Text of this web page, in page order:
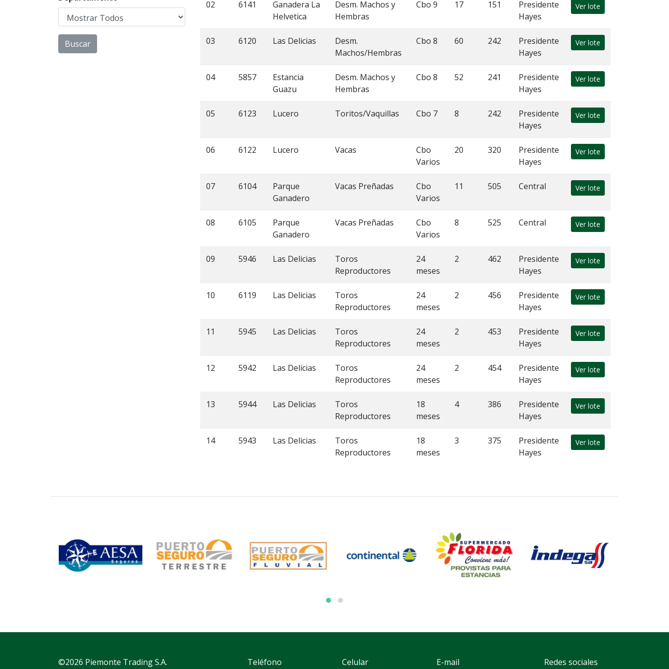
02 6141
Ganadera La
Helvetica
Desm. Machos y
Hembras
Cbo 9 17 151
Presidente
Hayes
Ver lote
03 6120 Las Delicias
Desm.
Machos/Hembras
Cbo 8 60 242
Presidente
Hayes
Ver lote
04 5857
Estancia
Guazu
Desm. Machos y
Hembras
Cbo 8 52 241
Presidente
Hayes
Ver lote
05 6123 Lucero Toritos/Vaquillas Cbo 7 8 242
Presidente
Hayes
Ver lote
06 6122 Lucero Vacas
Cbo
Varios
20 320
Presidente
Hayes
Ver lote
07 6104
Parque
Ganadero
Vacas Preñadas
Cbo
Varios
11 505 Central Ver lote
08 6105
Parque
Ganadero
Vacas Preñadas
Cbo
Varios
8 525 Central Ver lote
09 5946 Las Delicias
Toros
Reproductores
24
meses
2 462
Presidente
Hayes
Ver lote
10 6119 Las Delicias
Toros
Reproductores
24
meses
2 456
Presidente
Hayes
Ver lote
11 5945 Las Delicias
Toros
Reproductores
24
meses
2 453
Presidente
Hayes
Ver lote
12 5942 Las Delicias
Toros
Reproductores
24
meses
2 454
Presidente
Hayes
Ver lote
13 5944 Las Delicias
Toros
Reproductores
18
meses
4 386
Presidente
Hayes
Ver lote
14 5943 Las Delicias
Toros
Reproductores
18
meses
3 375
Presidente
Hayes
Ver lote
©2026 Piemonte Trading S.A.
Teléfono
Celular
E-mail
Redes sociales